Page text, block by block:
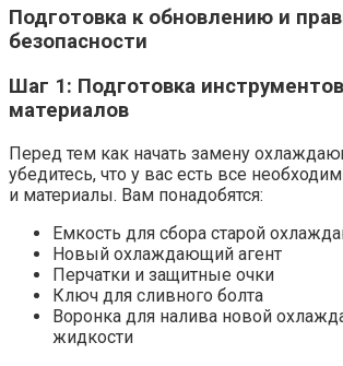
Подготовка к обновлению и
безопасности
Шаг 1: Подготовка
материалов
Перед тем как начать замену
убедитесь, что у вас есть все
и материалы. Вам понадобятся:
Емкость для сбора старой
Новый охлаждающий агент
Перчатки и защитные очки
Ключ для сливного болта
Воронка для налива новой
жидкости